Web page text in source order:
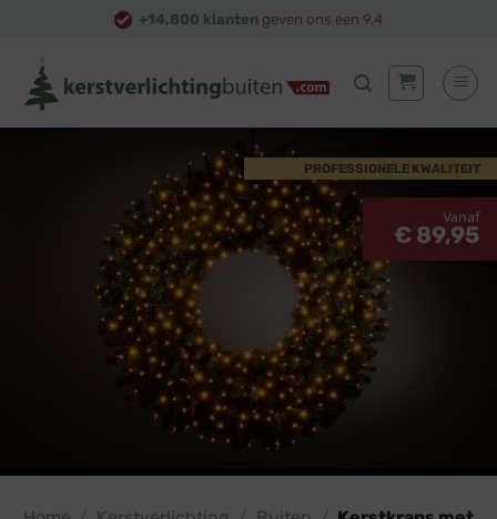
content
+14.800 klanten geven ons een 9,4
PROFESSIONELE KWALITEIT
Vanaf
€ 89,95